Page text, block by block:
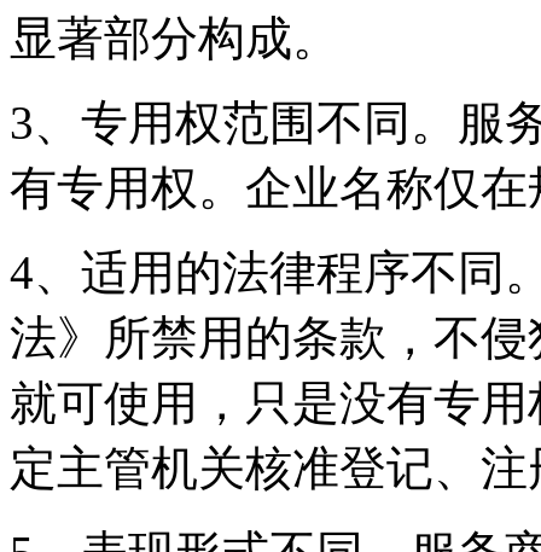
显著部分构成。
3、专用权范围不同。服
有专用权。企业名称仅
4、适用的法律程序不同
法》所禁用的条款，不
就可使用，只是没有专
定主管机关核准登记、